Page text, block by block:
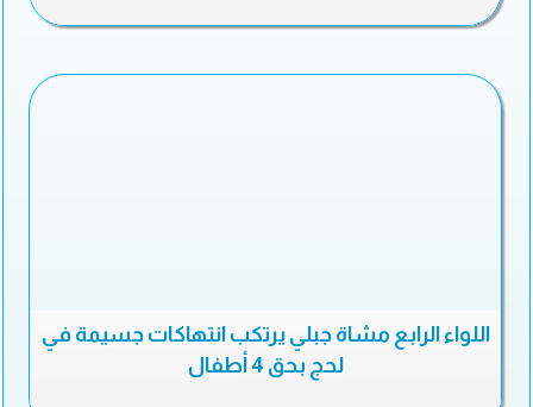
اللواء الرابع مشاة جبلي يرتكب انتهاكات جسيمة في
لحج بحق 4 أطفال